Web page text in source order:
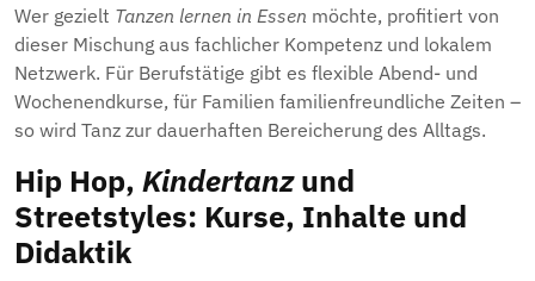
Wer gezielt Tanzen lernen in Essen möchte, profitiert von
dieser Mischung aus fachlicher Kompetenz und lokalem
Netzwerk. Für Berufstätige gibt es flexible Abend- und
Wochenendkurse, für Familien familienfreundliche Zeiten –
so wird Tanz zur dauerhaften Bereicherung des Alltags.
Hip Hop, Kindertanzund
Streetstyles: Kurse, Inhalte und
Didaktik